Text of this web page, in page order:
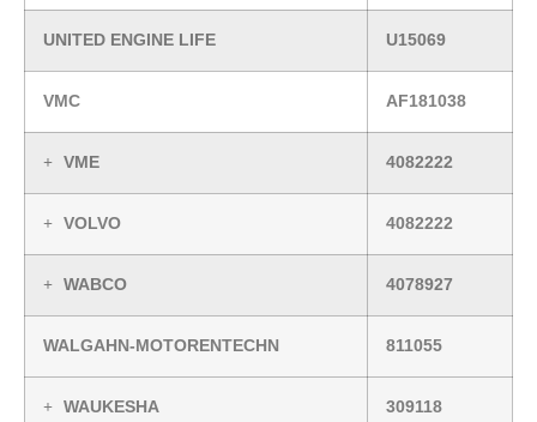
UNITED ENGINE LIFE U15069
VMC AF181038
VME 4082222
VOLVO 4082222
WABCO 4078927
WALGAHN-MOTORENTECHN 811055
WAUKESHA 309118